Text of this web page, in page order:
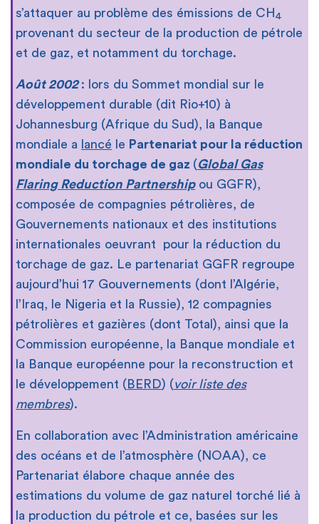
s’attaquer au problème des émissions de CH 4
provenant du secteur de la production de pétrole
et de gaz, et notamment du torchage.
Août 2002: lors du Sommet mondial sur le
développement durable (dit Rio+10) à
Johannesburg (Afrique du Sud), la Banque
mondiale a
lancé le Partenariat pour la réduction
mondiale du torchage de gaz (Global Gas
Flaring Reduction Partnershipou GGFR),
composée de compagnies pétrolières, de
Gouvernements nationaux et des institutions
internationales oeuvrant pour la réduction du
torchage de gaz. Le partenariat GGFR regroupe
aujourd’hui 17 Gouvernements (dont l’Algérie,
l’Iraq, le Nigeria et la Russie), 12 compagnies
pétrolières et gazières (dont Total), ainsi que la
Commission européenne, la Banque mondiale et
la Banque européenne pour la reconstruction et
le développement ( BERD) (voir liste des
membres).
En collaboration avec l’Administration américaine
des océans et de l’atmosphère (NOAA), ce
Partenariat élabore chaque année des
estimations du volume de gaz naturel torché lié à
la production du pétrole et ce, basées sur les